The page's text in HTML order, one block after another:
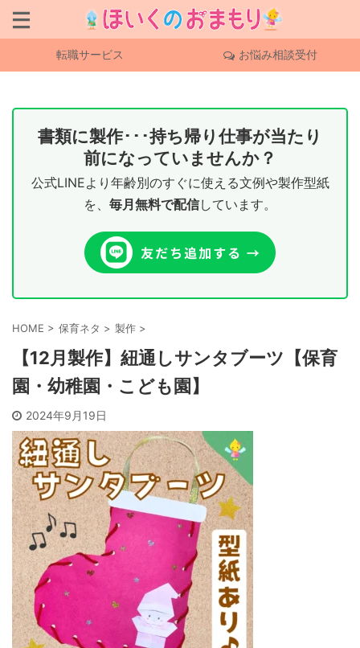
転職サービス お悩み相談受付
書類に製作･･･持ち帰り仕事が当たり
前になっていませんか？
公式LINEより年齢別のすぐに使える文例や製作型紙
を、 毎月無料で配信しています。
HOME > 保育ネタ > 製作 >
【12月製作】紐通しサンタブーツ【保育
園・幼稚園・こども園】
2024年9月19日